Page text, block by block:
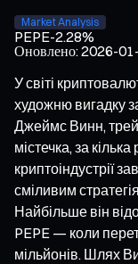
Market Analysis
PEPE-2.28%
Оновлено:2026-
У світі
художню вигадку
Джеймс Винн,
містечка, за
криптоіндустрії
сміливим
Найбільше він
PEPE — коли
мільйонів. Шлях